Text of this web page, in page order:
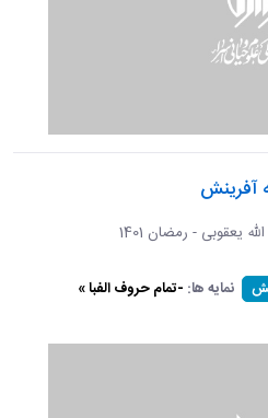
آفرینش
یعقوبی - رمضان 1401
نمایه ها: -تمام حروف الفبا »